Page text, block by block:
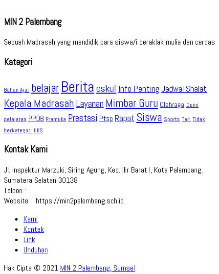
MIN 2 Palembang
Sebuah Madrasah yang mendidik para siswa/i beraklak mulia dan cerdas
Kategori
Bahan Ajar belajar Berita eskul Info Penting Jadwal Shalat
Kepala Madrasah Layanan Mimbar Guru Olahraga Opini
pelajaran PPDB Pramuka Prestasi Ptsp Rapat Siswa Sports Tari Tidak
berkategori UKS
Kontak Kami
Jl. Inspektur Marzuki, Siring Agung, Kec. Ilir Barat I, Kota Palembang,
Sumatera Selatan 30138
Telpon :
Website : https://min2palembang.sch.id
Kami
Kontak
Link
Unduhan
Hak Cipta © 2021 MIN 2 Palembang, Sumsel